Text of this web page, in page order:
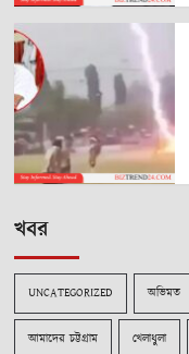
খবর
UNCATEGORIZED অভিমত
আমাদের চট্টগ্রাম খেলাধুলা